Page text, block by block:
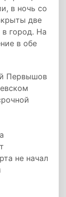
в ночь со
две
город. На
в обе
Первышов
не начал